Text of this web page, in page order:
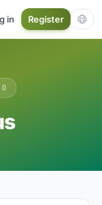
in Register